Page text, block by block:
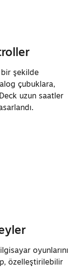
şekilde
çubuklara,
uzun saatler
oyunlarını
özelleştirilebilir